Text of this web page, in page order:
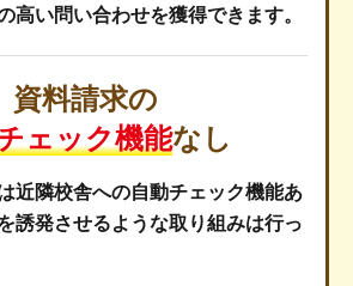
高い問い合わせを獲得できます。
資料請求の
ェック機能なし
近隣校舎への自動チェック機能あ
誘発させるような取り組みは行っ